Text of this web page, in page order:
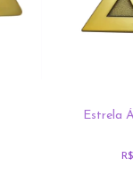
Estrela